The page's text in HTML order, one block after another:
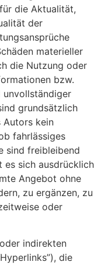
die Aktualität,
der
materieller
die Nutzung oder
bzw.
grundsätzlich
Autors kein
fahrlässiges
sind freibleibend
es sich ausdrücklich
Angebot ohne
zu ergänzen, zu
oder
indirekten
die